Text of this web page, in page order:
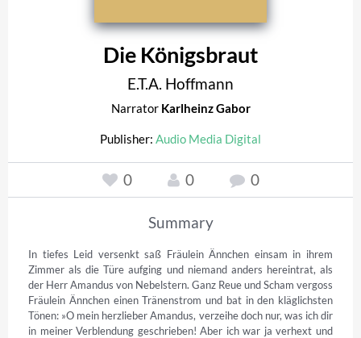
Die Königsbraut
E.T.A. Hoffmann
Narrator Karlheinz Gabor
Publisher: Audio Media Digital
0 0 0
Summary
In tiefes Leid versenkt saß Fräulein Ännchen einsam in ihrem
Zimmer als die Türe aufging und niemand anders hereintrat, als
der Herr Amandus von Nebelstern. Ganz Reue und Scham vergoss
Fräulein Ännchen einen Tränenstrom und bat in den kläglichsten
Tönen: »O mein herzlieber Amandus, verzeihe doch nur, was ich dir
in meiner Verblendung geschrieben! Aber ich war ja verhext und